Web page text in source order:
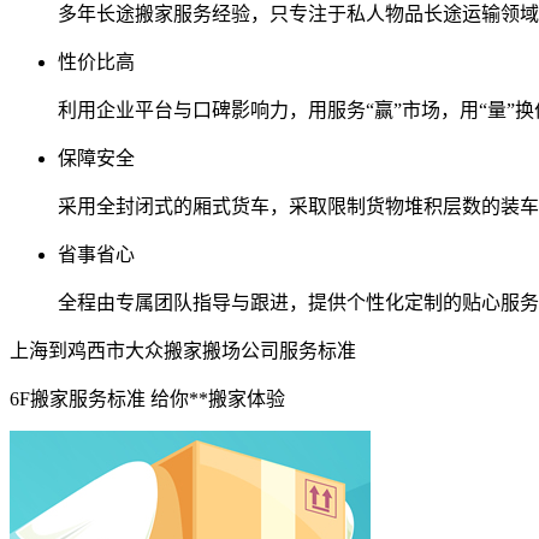
多年长途搬家服务经验，只专注于私人物品长途运输领域
性价比高
利用企业平台与口碑影响力，用服务“赢”市场，用“量”换
保障安全
采用全封闭式的厢式货车，采取限制货物堆积层数的装
省事省心
全程由专属团队指导与跟进，提供个性化定制的贴心服务
上海到鸡西市大众搬家搬场公司服务标准
6F搬家服务标准 给你**搬家体验